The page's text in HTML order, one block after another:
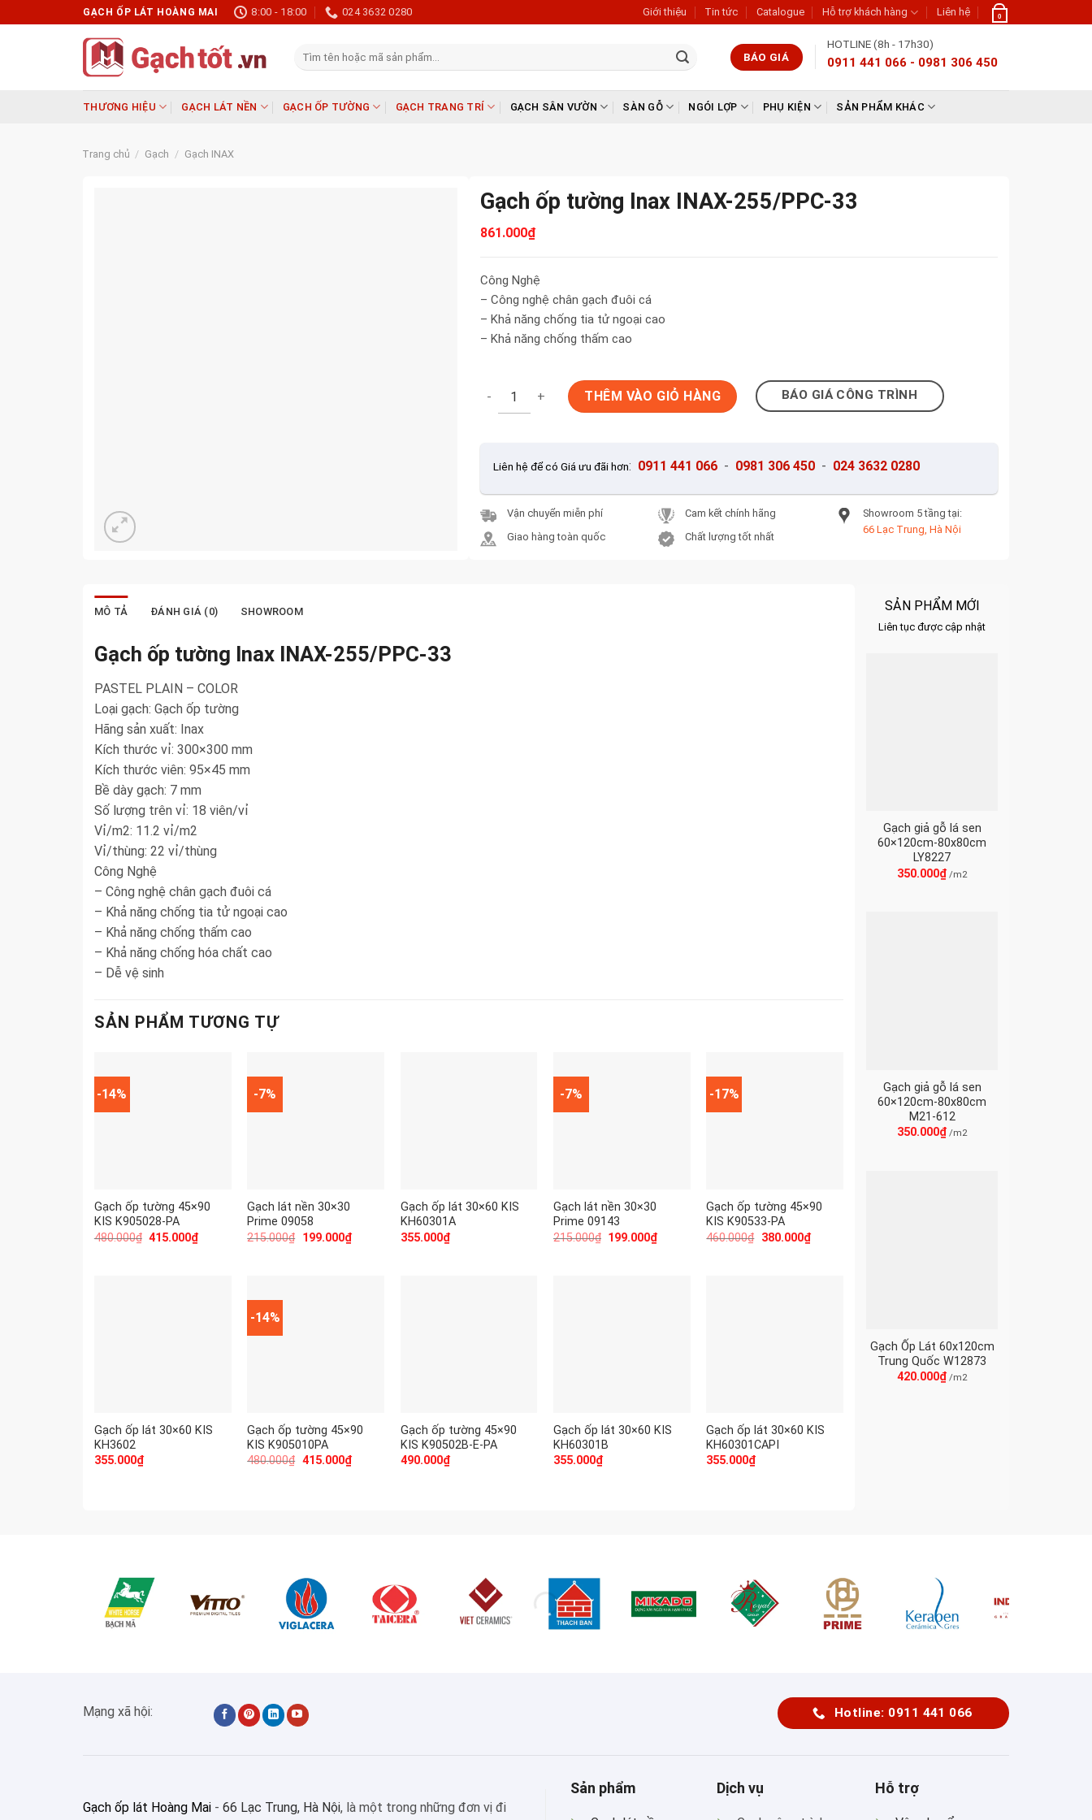
to
GẠCH ỐP LÁT HOÀNG MAI 8:00 - 18:00 024 3632 0280 Giới thiệu Tin tức Catalogue Hỗ trợ khách hàng Liên hệ 0
Tìm
BÁO GIÁ
HOTLINE (8h - 17h30)
0911 441 066 - 0981 306 450
THƯƠNG HIỆU GẠCH LÁT NỀN GẠCH ỐP TƯỜNG GẠCH TRANG TRÍ GẠCH SÂN VƯỜN SÀN GỖ NGÓI LỢP PHỤ KIỆN SẢN PHẨM KHÁC
Trang chủ / Gạch / Gạch INAX
Gạch ốp tường Inax INAX-255/PPC-33
861.000₫
Công Nghệ
– Công nghệ chân gạch đuôi cá
– Khả năng chống tia tử ngoại cao
– Khả năng chống thấm cao
Gạch ốp tường Inax INAX-255/PPC-33 số lượng
THÊM VÀO GIỎ HÀNG BÁO GIÁ CÔNG TRÌNH
Liên hệ để có Giá ưu đãi hơn: 0911 441 066 - 0981 306 450 - 024 3632 0280
Vận chuyển miễn phí
Giao hàng toàn quốc
Cam kết chính hãng
Chất lượng tốt nhất
Showroom 5 tầng tại:
66 Lạc Trung, Hà Nội
MÔ TẢ ĐÁNH GIÁ (0) SHOWROOM
Gạch ốp tường Inax INAX-255/PPC-33
PASTEL PLAIN – COLOR
Loại gạch: Gạch ốp tường
Hãng sản xuất: Inax
Kích thước vỉ: 300×300 mm
Kích thước viên: 95×45 mm
Bề dày gạch: 7 mm
Số lượng trên vỉ: 18 viên/vỉ
Vỉ/m2: 11.2 vỉ/m2
Vỉ/thùng: 22 vỉ/thùng
Công Nghệ
– Công nghệ chân gạch đuôi cá
– Khả năng chống tia tử ngoại cao
– Khả năng chống thấm cao
– Khả năng chống hóa chất cao
– Dễ vệ sinh
SẢN PHẨM TƯƠNG TỰ
-14%
Gạch ốp tường 45×90
KIS K905028-PA
480.000₫ 415.000₫
-7%
Gạch lát nền 30×30
Prime 09058
215.000₫ 199.000₫
Gạch ốp lát 30×60 KIS
KH60301A
355.000₫
-7%
Gạch lát nền 30×30
Prime 09143
215.000₫ 199.000₫
-17%
Gạch ốp tường 45×90
KIS K90533-PA
460.000₫ 380.000₫
Gạch ốp lát 30×60 KIS
KH3602
355.000₫
-14%
Gạch ốp tường 45×90
KIS K905010PA
480.000₫ 415.000₫
Gạch ốp tường 45×90
KIS K90502B-E-PA
490.000₫
Gạch ốp lát 30×60 KIS
KH60301B
355.000₫
Gạch ốp lát 30×60 KIS
KH60301CAPI
355.000₫
SẢN PHẨM MỚI
Liên tục được cập nhật
Gạch giả gỗ lá sen
60×120cm-80x80cm
LY8227
350.000₫/m2
Gạch giả gỗ lá sen
60×120cm-80x80cm
M21-612
350.000₫ /m2
Gạch Ốp Lát 60x120cm
Trung Quốc W12873
420.000₫ /m2
Mạng xã hội: Hotline: 0911 441 066
Gạch ốp lát Hoàng Mai - 66 Lạc Trung, Hà Nội, là một trong những đơn vị đi
Sản phẩm Dịch vụ Hỗ trợ